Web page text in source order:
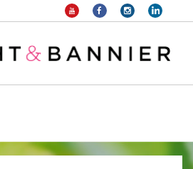
parameter 2 to be long, string given in
on line 1149